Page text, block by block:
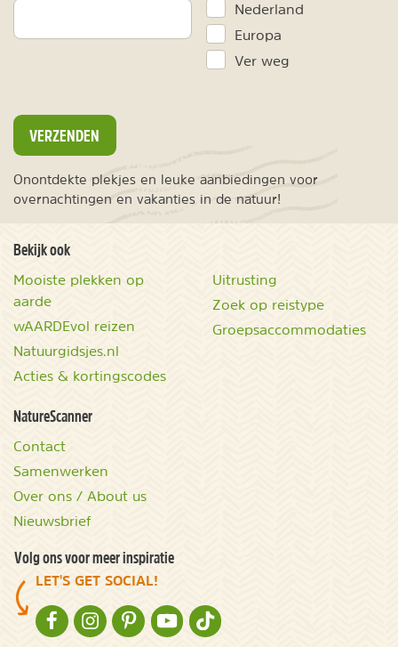
Nederland
Europa
Ver weg
VERZENDEN
Onontdekte plekjes en leuke aanbiedingen voor
overnachtingen en vakanties in de natuur!
Bekijk ook
Mooiste plekken op
aarde
wAARDEvol reizen
Natuurgidsjes.nl
Acties & kortingscodes
Uitrusting
Zoek op reistype
Groepsaccommodaties
NatureScanner
Contact
Samenwerken
Over ons / About us
Nieuwsbrief
Volg ons voor meer inspiratie
LET'S GET SOCIAL!
NATURESCANNER OP FACEBOOK
NATURESCANNER OP INSTAGRAM
NATURESCANNER OP PINTEREST
NATURESCANNER OP YOUTUBE
NATURESCANNER OP TIKTOK